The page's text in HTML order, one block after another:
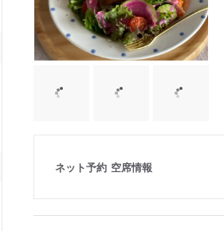
ネット予約 空席情報